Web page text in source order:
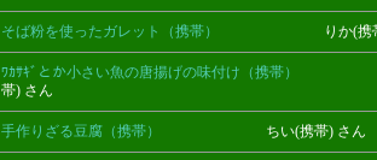
そば粉を使ったガレット（携帯） りか(携帯)
ﾜｶｻｷﾞとか小さい魚の唐揚げの味付け（携帯）
麗ち
帯) さん
手作りざる豆腐（携帯） ちい(携帯) さん